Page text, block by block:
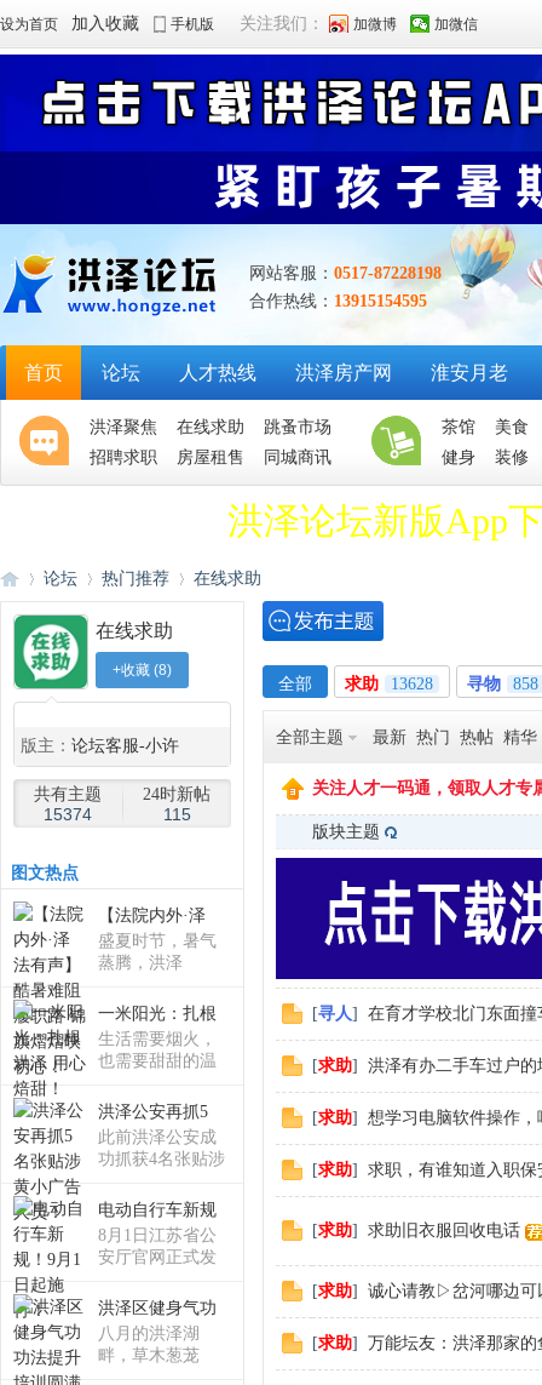
设为首页 加入收藏 手机版 关注我们： 加微博 加微信
网站客服： 0517-87228198
合作热线： 13915154595
首页 论坛 人才热线 洪泽房产网 淮安月老
洪泽聚焦 在线求助
跳蚤市场
招聘求职
房屋租售 同城商讯
茶馆
美食
健身
装修
洪泽论坛新版App
洪
泽
论
论坛 热门推荐
›
在线求助
在线求助
+收藏 (8)
版主： 论坛客服-小许
◆
◆
共有主题
15374
24时新帖
115
图文热点
【法院内外·泽
盛夏时节，暑气
蒸腾，洪泽
一米阳光：扎根
生活需要烟火，
也需要甜甜的温
洪泽公安再抓5
此前洪泽公安成
功抓获4名张贴涉
电动自行车新规
8月1日江苏省公
安厅官网正式发
洪泽区健身气功
八月的洪泽湖
畔，草木葱茏
全部 求助 13628 寻物 858
全部主题 最新 热门 热帖 精华
关注人才一码通，领取人才专
版块主题
[寻人] 在育才学校北门东面撞
[求助] 洪泽有办二手车过户的
[求助] 想学习电脑软件操作，
[求助] 求职，有谁知道入职
[求助] 求助旧衣服回收电话
[求助] 诚心请教▷岔河哪边可
[求助] 万能坛友：洪泽那家